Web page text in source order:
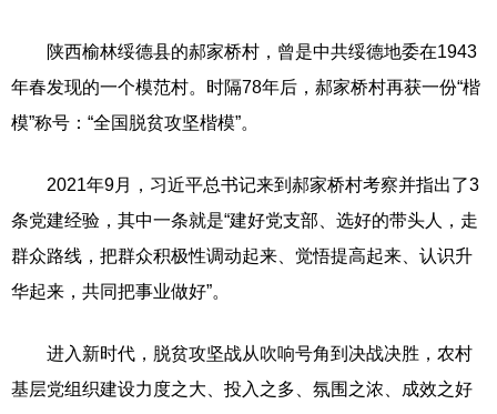
陕西榆林绥德县的郝家桥村，曾是中共绥德地委在1943
年春发现的一个模范村。时隔78年后，郝家桥村再获一份“楷
模”称号：“全国脱贫攻坚楷模”。
2021年9月，习近平总书记来到郝家桥村考察并指出了3
条党建经验，其中一条就是“建好党支部、选好的带头人，走
群众路线，把群众积极性调动起来、觉悟提高起来、认识升
华起来，共同把事业做好”。
进入新时代，脱贫攻坚战从吹响号角到决战决胜，农村
基层党组织建设力度之大、投入之多、氛围之浓、成效之好